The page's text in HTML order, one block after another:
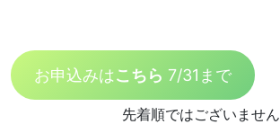
お申込みはこちら 7/31まで
先着順ではございません